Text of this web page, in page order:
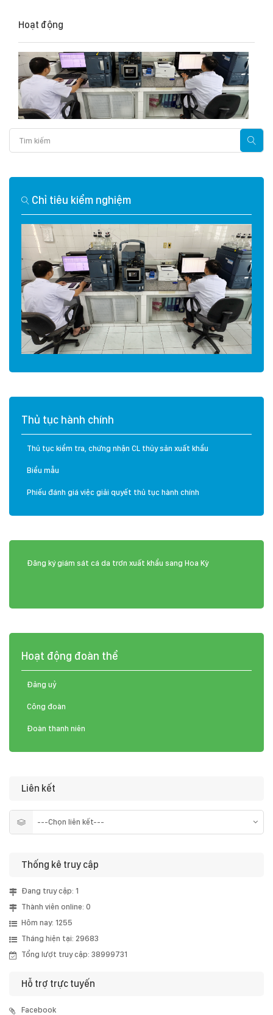
Hoạt động
Chỉ tiêu kiểm nghiệm
Thủ tục hành chính
Thủ tục kiểm tra, chứng nhận CL thủy sản xuất khẩu
Biểu mẫu
Phiếu đánh giá việc giải quyết thủ tục hành chính
Đăng ký giám sát cá da trơn xuất khẩu sang Hoa Kỳ
Hoạt động đoàn thể
Đảng uỷ
Công đoàn
Đoàn thanh niên
Liên kết
Thống kê truy cập
Đang truy cập: 1
Thành viên online: 0
Hôm nay: 1255
Tháng hiện tại: 29683
Tổng lượt truy cập: 38999731
Hỗ trợ trực tuyến
Facebook